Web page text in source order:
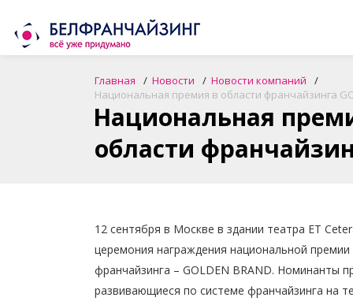
Главная Новости
Новости компаний
Национальная премия в области франчайзинга
Национальная
области
12 сентября в Москве в здании театра ET
церемония награждения национальной премии
франчайзинга – GOLDEN BRAND. Номинанты
развивающиеся по системе франчайзинга на